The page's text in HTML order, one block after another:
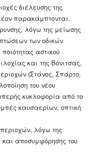
διέλευσης της
παρακάμπτονται.
λόγω της μείωσης
των οδικών
αστικού
και της Βόνιτσας,
(Στάνος, Σπάρτο,
του νέου
κυκλοφορία από το
καυσαερίων, οπτική
λόγω της
και αποσυμφόρησης του